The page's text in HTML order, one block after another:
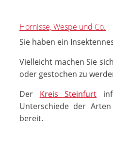
Hornisse, Wespe und Co.
Sie haben ein
Vielleicht machen Sie
oder gestochen zu
Der Kreis Steinfurt
Unterschiede der
bereit.